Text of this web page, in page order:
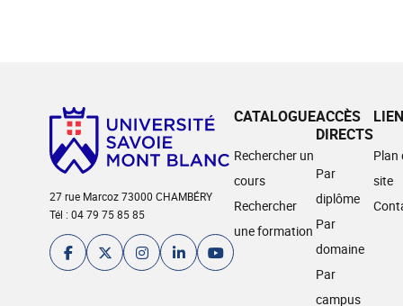
27 rue Marcoz 73000 CHAMBÉRY
Tél : 04 79 75 85 85
CATALOGUE
Rechercher un
cours
Rechercher
une formation
ACCÈS
DIRECTS
Par
diplôme
Par
domaine
Par
campus
Plan
site